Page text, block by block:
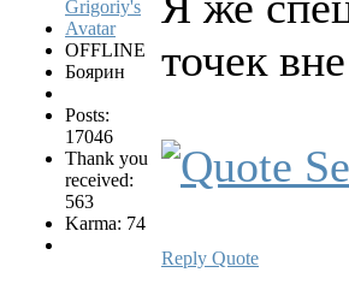
OFFLINE
Боярин
Posts:
17046
Thank you
received:
563
Karma: 74
точек
Reply Quote